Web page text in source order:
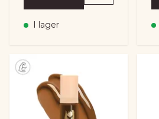
I lager